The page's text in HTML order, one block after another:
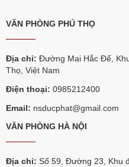
VĂN PHÒNG PHÚ THỌ
Địa chỉ: Đường Mai Hắc Đế,
Thọ, Việt Nam
Điện thoại: 0985212400
Email: nsducphat@gmail.com
VĂN PHÒNG HÀ NỘI
Địa chỉ: Số 59, Đường 23, Khu